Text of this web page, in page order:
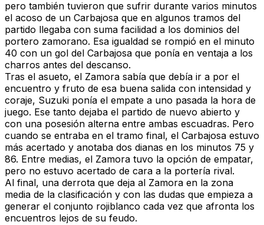
pero también tuvieron que sufrir durante varios minutos
el acoso de un Carbajosa que en algunos tramos del
partido llegaba con suma facilidad a los dominios del
portero zamorano. Esa igualdad se rompió en el minuto
40 con un gol del Carbajosa que ponía en ventaja a los
charros antes del descanso.
Tras el asueto, el Zamora sabía que debía ir a por el
encuentro y fruto de esa buena salida con intensidad y
coraje, Suzuki ponía el empate a uno pasada la hora de
juego. Ese tanto dejaba el partido de nuevo abierto y
con una posesión alterna entre ambas escuadras. Pero
cuando se entraba en el tramo final, el Carbajosa estuvo
más acertado y anotaba dos dianas en los minutos 75 y
86. Entre medias, el Zamora tuvo la opción de empatar,
pero no estuvo acertado de cara a la portería rival.
Al final, una derrota que deja al Zamora en la zona
media de la clasificación y con las dudas que empieza a
generar el conjunto rojiblanco cada vez que afronta los
encuentros lejos de su feudo.